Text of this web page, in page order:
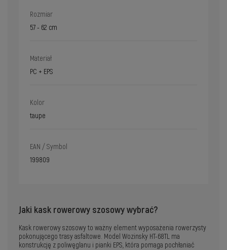
Rozmiar
57 - 62 cm
Materiał
PC + EPS
Kolor
taupe
EAN / Symbol
199809
Jaki kask rowerowy szosowy wybrać?
Kask rowerowy szosowy to ważny element wyposażenia rowerzysty
pokonującego trasy asfaltowe. Model Wozinsky HT-68TL ma
konstrukcję z poliwęglanu i pianki EPS, która pomaga pochłaniać